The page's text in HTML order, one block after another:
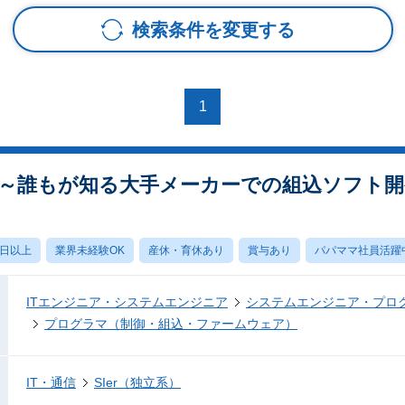
検索条件を変更する
1
誰もが知る大手メーカーでの組込ソフト
以上 業界未経験OK 産休・育休あり 賞与あり パパママ社員活躍
ITエンジニア・システムエンジニア
システムエンジニア・プロ
プログラマ（制御・組込・ファームウェア）
IT・通信 SIer（独立系）